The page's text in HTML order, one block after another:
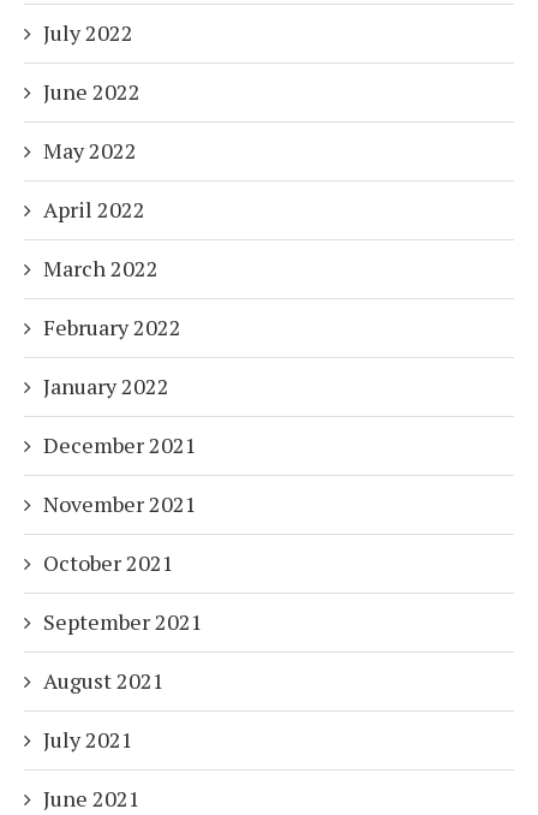
July 2022
June 2022
May 2022
April 2022
March 2022
February 2022
January 2022
December 2021
November 2021
October 2021
September 2021
August 2021
July 2021
June 2021